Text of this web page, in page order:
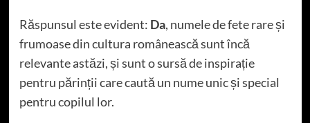
Răspunsul este evident: Da, numele de fete rare și
frumoase din cultura românească sunt încă
relevante astăzi, și sunt o sursă de inspirație
pentru părinții care caută un nume unic și special
pentru copilul lor.